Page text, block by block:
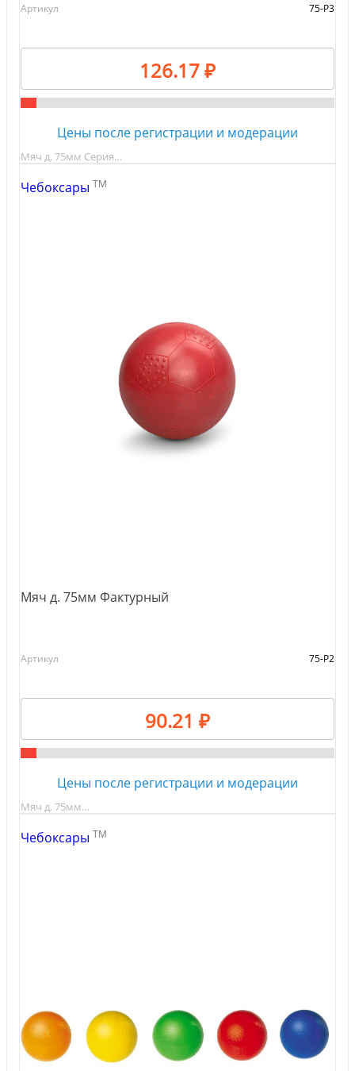
Артикул 75-Р3
126.17 ₽
Цены после регистрации и модерации
Мяч д. 75мм Серия…
Чебоксары TM
Мяч д. 75мм Фактурный
Артикул 75-Р2
90.21 ₽
Цены после регистрации и модерации
Мяч д. 75мм…
Чебоксары TM